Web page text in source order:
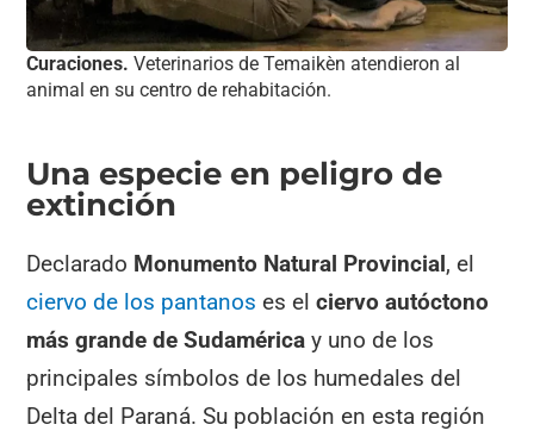
Curaciones.Veterinarios de Temaikèn atendieron al
animal en su centro de rehabitación.
Una especie en peligro de
extinción
Declarado Monumento Natural Provincial, el
ciervo de los pantanos es elciervo autóctono
más grande de Sudamérica y uno de los
principales símbolos de los humedales del
Delta del Paraná. Su población en esta región